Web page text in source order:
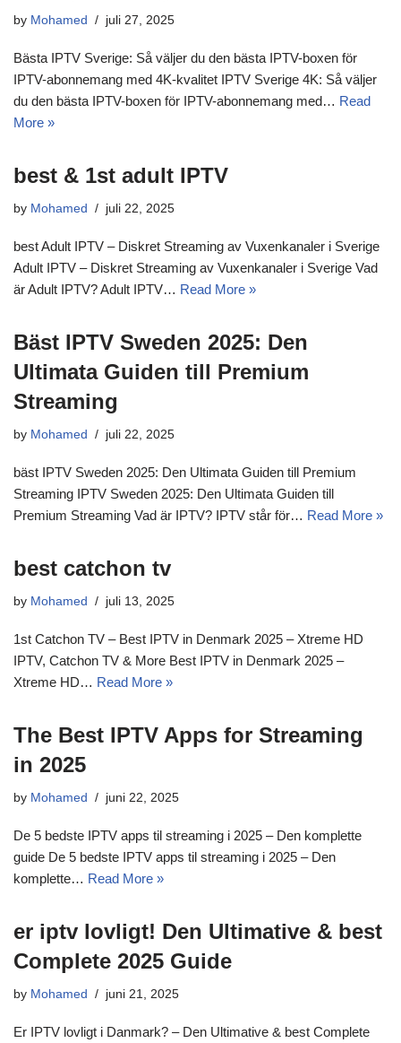
by Mohamed juli 27, 2025
Bästa IPTV Sverige: Så väljer du den bästa IPTV-boxen för
IPTV-abonnemang med 4K-kvalitet IPTV Sverige 4K: Så väljer
du den bästa IPTV-boxen för IPTV-abonnemang med… Read
More »
best & 1st adult IPTV
by Mohamed juli 22, 2025
best Adult IPTV – Diskret Streaming av Vuxenkanaler i Sverige
Adult IPTV – Diskret Streaming av Vuxenkanaler i Sverige Vad
är Adult IPTV? Adult IPTV… Read More »
Bäst IPTV Sweden 2025: Den
Ultimata Guiden till Premium
Streaming
by Mohamed juli 22, 2025
bäst IPTV Sweden 2025: Den Ultimata Guiden till Premium
Streaming IPTV Sweden 2025: Den Ultimata Guiden till
Premium Streaming Vad är IPTV? IPTV står för… Read More »
best catchon tv​
by Mohamed juli 13, 2025
1st Catchon TV – Best IPTV in Denmark 2025 – Xtreme HD
IPTV, Catchon TV & More Best IPTV in Denmark 2025 –
Xtreme HD… Read More »
The Best IPTV Apps for Streaming
in 2025
by Mohamed juni 22, 2025
De 5 bedste IPTV apps til streaming i 2025 – Den komplette
guide De 5 bedste IPTV apps til streaming i 2025 – Den
komplette… Read More »
er iptv lovligt! Den Ultimative & best
Complete 2025 Guide
by Mohamed juni 21, 2025
Er IPTV lovligt i Danmark? – Den Ultimative & best Complete